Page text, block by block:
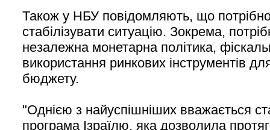
Також у НБУ повідомляють, що
стабілізувати ситуацію. Зокрема,
незалежна монетарна політика,
використання ринкових інструментів
бюджету.
"Однією з найуспішніших вважається
програма Ізраїлю, яка дозволила